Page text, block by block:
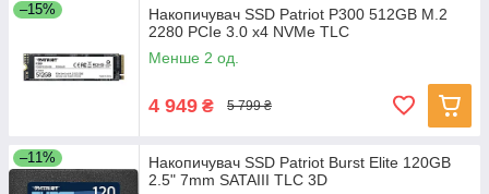
–15%
Накопичувач SSD Patriot P300 512GB M.2
2280 PCIe 3.0 x4 NVMe TLC
Менше 2 од.
4 949 ₴ 5 799 ₴
–11%
Накопичувач SSD Patriot Burst Elite 120GB
2.5" 7mm SATAIII TLC 3D